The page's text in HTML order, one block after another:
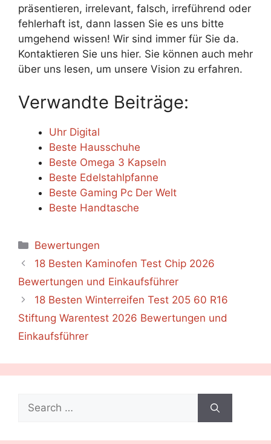
präsentieren, irrelevant, falsch, irreführend oder
fehlerhaft ist, dann lassen Sie es uns bitte
umgehend wissen! Wir sind immer für Sie da.
Kontaktieren Sie uns hier. Sie können auch mehr
über uns lesen, um unsere Vision zu erfahren.
Verwandte Beiträge:
Uhr Digital
Beste Hausschuhe
Beste Omega 3 Kapseln
Beste Edelstahlpfanne
Beste Gaming Pc Der Welt
Beste Handtasche
Categories
Bewertungen
18 Besten Kaminofen Test Chip 2026
Bewertungen und Einkaufsführer
18 Besten Winterreifen Test 205 60 R16
Stiftung Warentest 2026 Bewertungen und
Einkaufsführer
Search
for: